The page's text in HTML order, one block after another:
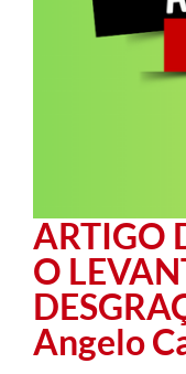
ARTIGO
O
Angelo